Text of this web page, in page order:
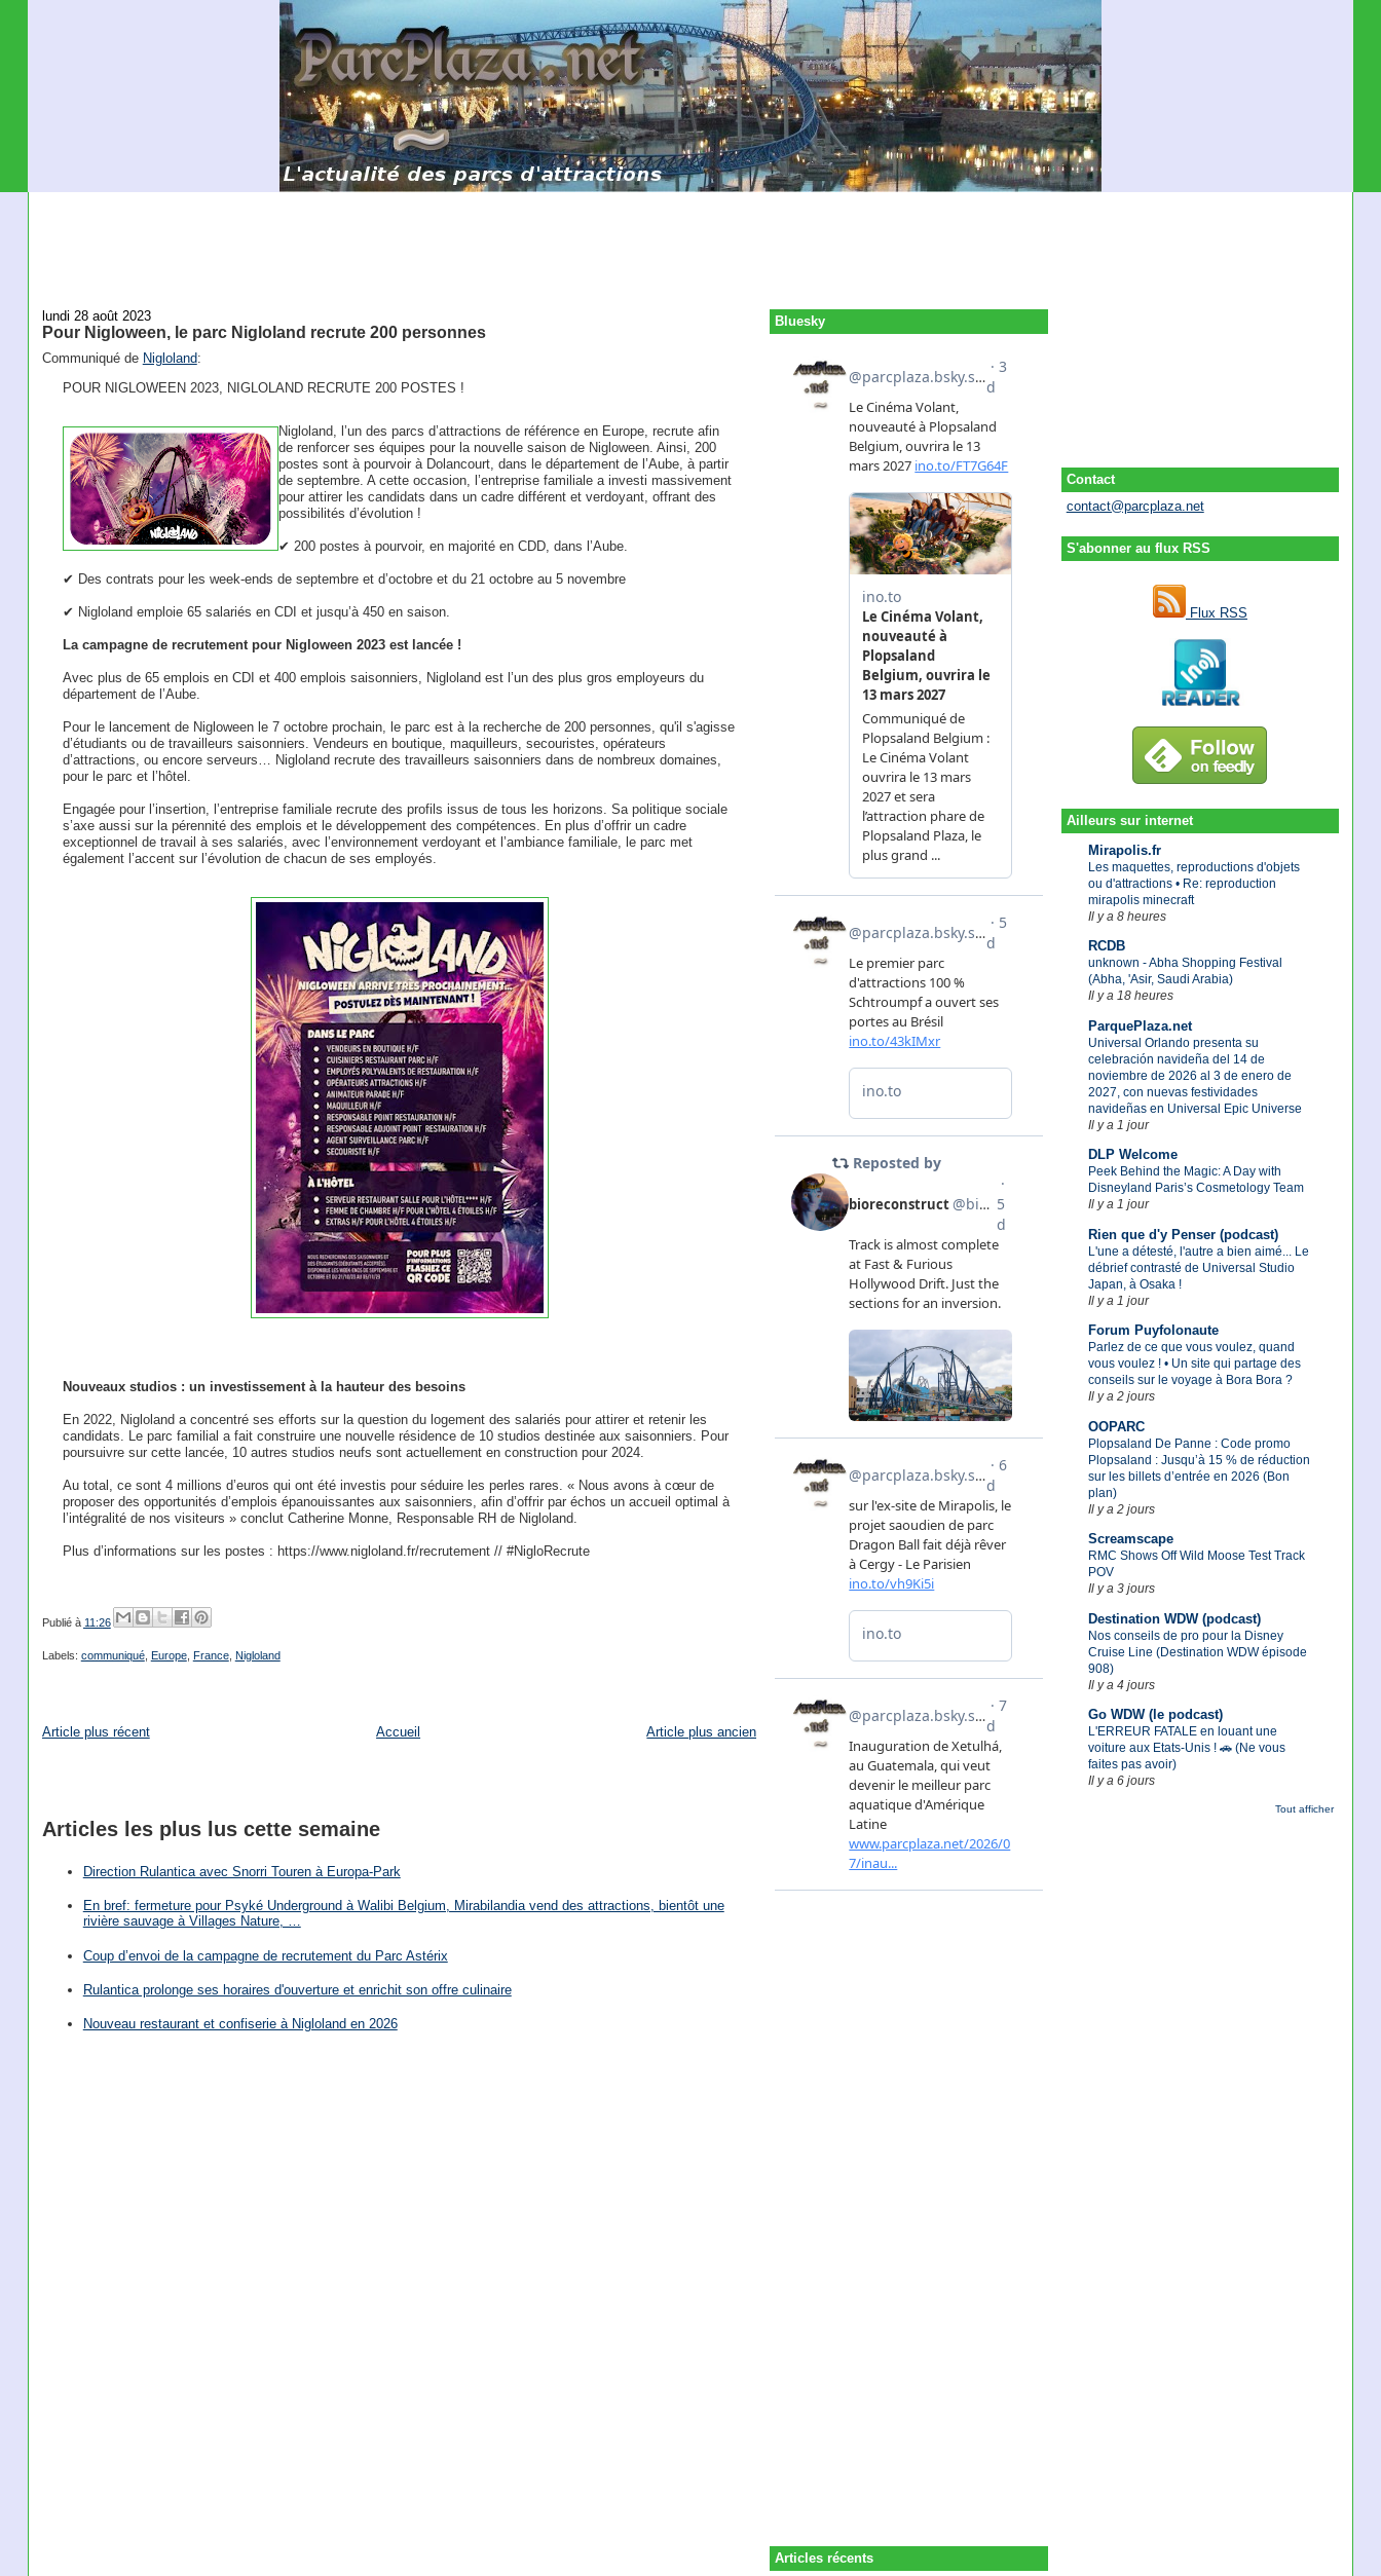
Contact
contact@parcplaza.net
S'abonner au flux RSS
Flux RSS
Ailleurs sur internet
Mirapolis.fr
Les maquettes, reproductions d'objets
ou d'attractions • Re: reproduction
mirapolis minecraft
Il y a 8 heures
RCDB
unknown - Abha Shopping Festival
(Abha, 'Asir, Saudi Arabia)
Il y a 18 heures
ParquePlaza.net
Universal Orlando presenta su
celebración navideña del 14 de
noviembre de 2026 al 3 de enero de
2027, con nuevas festividades
navideñas en Universal Epic Universe
Il y a 1 jour
DLP Welcome
Peek Behind the Magic: A Day with
Disneyland Paris’s Cosmetology Team
Il y a 1 jour
Rien que d'y Penser (podcast)
L'une a détesté, l'autre a bien aimé... Le
débrief contrasté de Universal Studio
Japan, à Osaka !
Il y a 1 jour
Forum Puyfolonaute
Parlez de ce que vous voulez, quand
vous voulez ! • Un site qui partage des
conseils sur le voyage à Bora Bora ?
Il y a 2 jours
OOPARC
Plopsaland De Panne : Code promo
Plopsaland : Jusqu’à 15 % de réduction
sur les billets d’entrée en 2026 (Bon
plan)
Il y a 2 jours
Screamscape
RMC Shows Off Wild Moose Test Track
POV
Il y a 3 jours
Destination WDW (podcast)
Nos conseils de pro pour la Disney
Cruise Line (Destination WDW épisode
908)
Il y a 4 jours
Go WDW (le podcast)
L'ERREUR FATALE en louant une
voiture aux Etats-Unis ! 🚗 (Ne vous
faites pas avoir)
Il y a 6 jours
Tout afficher
lundi 28 août 2023
Pour Nigloween, le parc Nigloland recrute 200 personnes
Communiqué de Nigloland:
POUR NIGLOWEEN 2023, NIGLOLAND RECRUTE 200 POSTES !
Nigloland, l’un des parcs d’attractions de référence en Europe, recrute afin
de renforcer ses équipes pour la nouvelle saison de Nigloween. Ainsi, 200
postes sont à pourvoir à Dolancourt, dans le département de l’Aube, à partir
de septembre. A cette occasion, l’entreprise familiale a investi massivement
pour attirer les candidats dans un cadre différent et verdoyant, offrant des
possibilités d’évolution !
✔ 200 postes à pourvoir, en majorité en CDD, dans l’Aube.
✔ Des contrats pour les week-ends de septembre et d’octobre et du 21 octobre au 5 novembre
✔ Nigloland emploie 65 salariés en CDI et jusqu’à 450 en saison.
La campagne de recrutement pour Nigloween 2023 est lancée !
Avec plus de 65 emplois en CDI et 400 emplois saisonniers, Nigloland est l’un des plus gros employeurs du
département de l’Aube.
Pour le lancement de Nigloween le 7 octobre prochain, le parc est à la recherche de 200 personnes, qu'il s'agisse
d’étudiants ou de travailleurs saisonniers. Vendeurs en boutique, maquilleurs, secouristes, opérateurs
d’attractions, ou encore serveurs… Nigloland recrute des travailleurs saisonniers dans de nombreux domaines,
pour le parc et l’hôtel.
Engagée pour l’insertion, l’entreprise familiale recrute des profils issus de tous les horizons. Sa politique sociale
s’axe aussi sur la pérennité des emplois et le développement des compétences. En plus d’offrir un cadre
exceptionnel de travail à ses salariés, avec l’environnement verdoyant et l’ambiance familiale, le parc met
également l’accent sur l’évolution de chacun de ses employés.
Nouveaux studios : un investissement à la hauteur des besoins
En 2022, Nigloland a concentré ses efforts sur la question du logement des salariés pour attirer et retenir les
candidats. Le parc familial a fait construire une nouvelle résidence de 10 studios destinée aux saisonniers. Pour
poursuivre sur cette lancée, 10 autres studios neufs sont actuellement en construction pour 2024.
Au total, ce sont 4 millions d’euros qui ont été investis pour séduire les perles rares. « Nous avons à cœur de
proposer des opportunités d’emplois épanouissantes aux saisonniers, afin d’offrir par échos un accueil optimal à
l’intégralité de nos visiteurs » conclut Catherine Monne, Responsable RH de Nigloland.
Plus d’informations sur les postes : https://www.nigloland.fr/recrutement // #NigloRecrute
Publié à 11:26
Labels: communiqué, Europe, France, Nigloland
Article plus récent Article plus ancien
Accueil
Articles les plus lus cette semaine
Direction Rulantica avec Snorri Touren à Europa-Park
En bref: fermeture pour Psyké Underground à Walibi Belgium, Mirabilandia vend des attractions, bientôt une
rivière sauvage à Villages Nature, …
Coup d’envoi de la campagne de recrutement du Parc Astérix
Rulantica prolonge ses horaires d'ouverture et enrichit son offre culinaire
Nouveau restaurant et confiserie à Nigloland en 2026
Bluesky
Articles récents